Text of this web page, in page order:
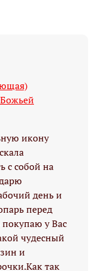
икону
с собой на
день и
перед
у Вас
чудесный
и
так